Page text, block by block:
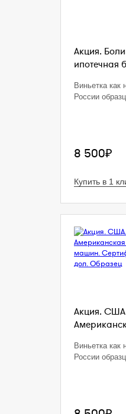
Акция.
ипотечная
Виньетка как
России
8 500₽
Купить в 1
Акция.
Виньетка как
России